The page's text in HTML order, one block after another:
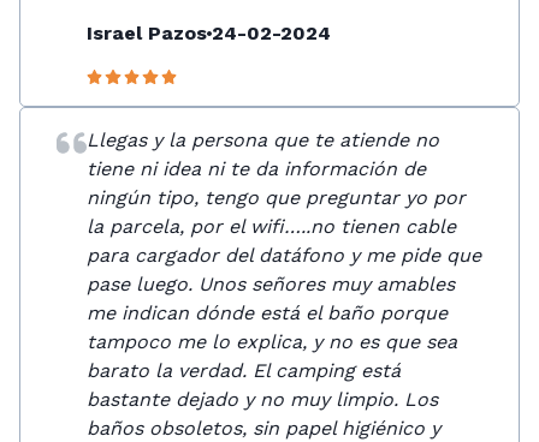
Israel Pazos 24-02-2024
Llegas y la persona que te atiende no
tiene ni idea ni te da información de
ningún tipo, tengo que preguntar yo por
la parcela, por el wifi…..no tienen cable
para cargador del datáfono y me pide que
pase luego. Unos señores muy amables
me indican dónde está el baño porque
tampoco me lo explica, y no es que sea
barato la verdad. El camping está
bastante dejado y no muy limpio. Los
baños obsoletos, sin papel higiénico y